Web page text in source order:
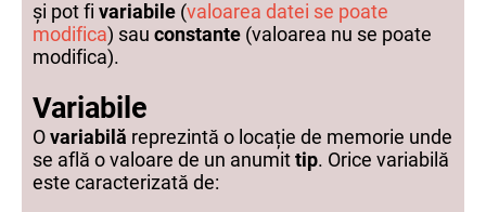
și pot fi variabile (valoarea datei se poate
modifica) sau constante (valoarea nu se poate
modifica).
Variabile
Ovariabilă reprezintă o locație de memorie unde
se află o valoare de un anumittip. Orice variabilă
este caracterizată de: